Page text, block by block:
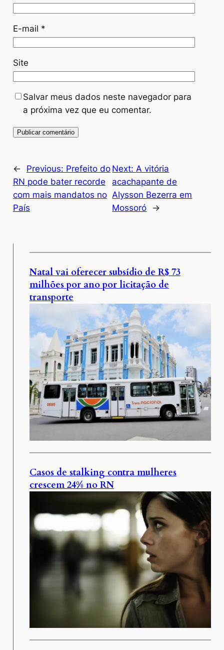
E-mail *
Site
Salvar meus dados neste navegador para
a próxima vez que eu comentar.
← Previous: Prefeito do
RN pode bater recorde
com mais mandatos no
País
Next:A vitória
acachapante de
Alysson Bezerra em
Mossoró
→
Natal vai oferecer subsídio de R$ 73
milhões por ano por licitação de
transporte
Casos de stalking contra mulheres
crescem 24% no RN